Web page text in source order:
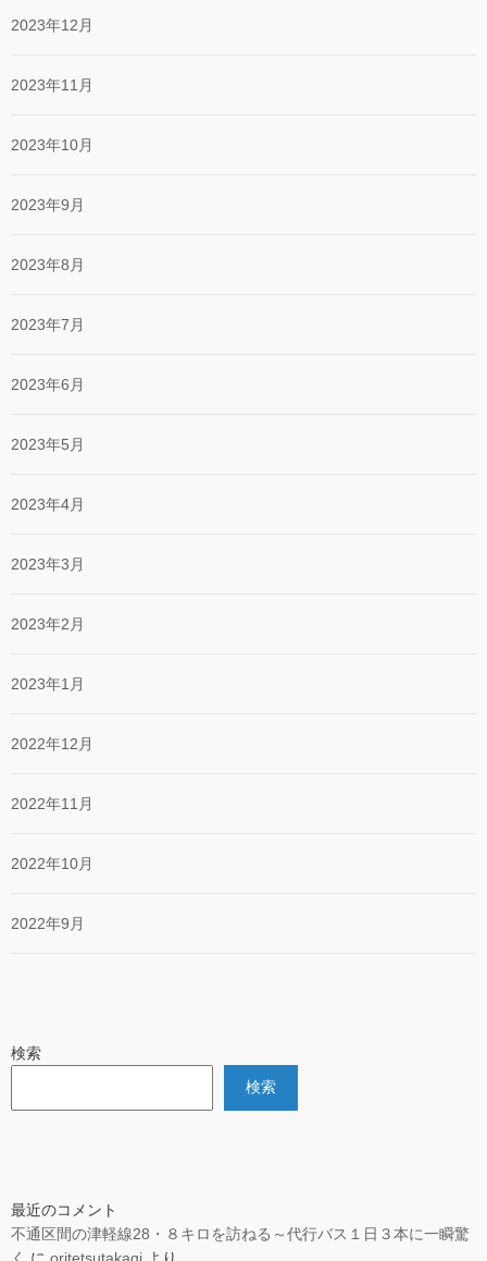
2023年12月
2023年11月
2023年10月
2023年9月
2023年8月
2023年7月
2023年6月
2023年5月
2023年4月
2023年3月
2023年2月
2023年1月
2022年12月
2022年11月
2022年10月
2022年9月
検索
検索
最近のコメント
不通区間の津軽線28・８キロを訪ねる～代行バス１日３本に一瞬驚